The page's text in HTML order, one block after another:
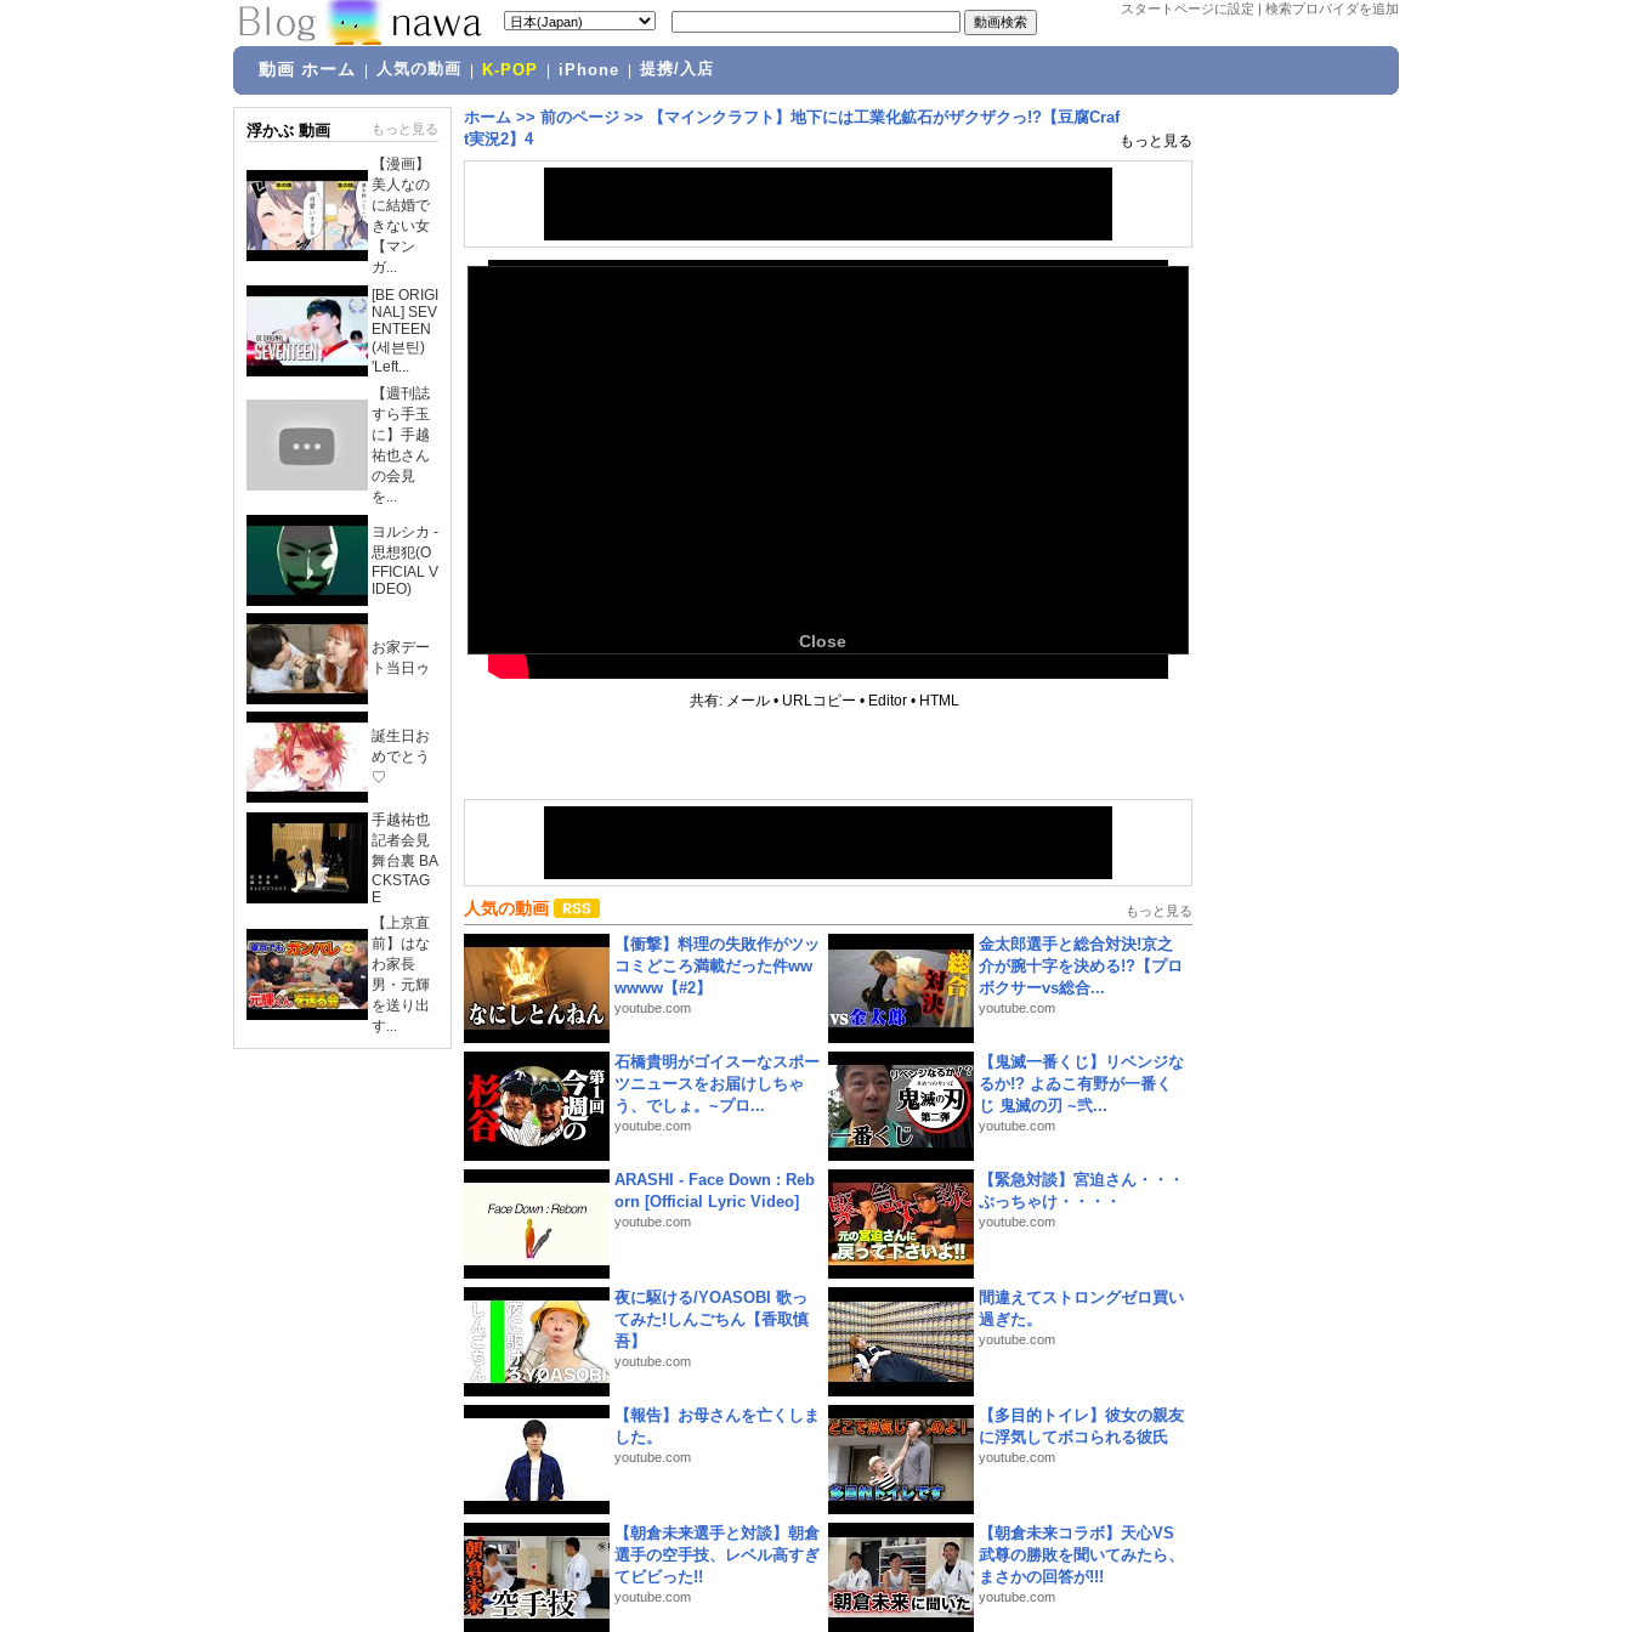
スタートページに設定 | 検索プロバイダを追加
動画 ホーム 人気の動画 K-POP iPhone 提携/入店
浮かぶ 動画 もっと見る
【漫画】
美人なの
に結婚で
きない女
【マン
ガ...
[BE ORIGI
NAL] SEV
ENTEEN
(세븐틴)
'Left...
【週刊誌
すら手玉
に】手越
祐也さん
の会見
を...
ヨルシカ -
思想犯(O
FFICIAL V
IDEO)
お家デー
ト当日ゥ
誕生日お
めでとう
♡
手越祐也
記者会見
舞台裏 BA
CKSTAG
E
【上京直
前】はな
わ家長
男・元輝
を送り出
す...
ホーム >> 前のページ >>
【マインクラフト】地下には工業化鉱石がザクザクっ!?【豆腐Craf
t実況2】4
もっと見る
Close
共有: メール • URLコピー • Editor • HTML
人気の動画 もっと見る
【衝撃】料理の失敗作がツッ
コミどころ満載だった件ww
wwww【#2】
youtube.com
金太郎選手と総合対決!京之
介が腕十字を決める!?【プロ
ボクサーvs総合...
youtube.com
石橋貴明がゴイスーなスポー
ツニュースをお届けしちゃ
う、でしょ。~プロ...
youtube.com
【鬼滅一番くじ】リベンジな
るか!? よゐこ有野が一番く
じ 鬼滅の刃 ~弐...
youtube.com
ARASHI - Face Down : Reb
orn [Official Lyric Video]
youtube.com
【緊急対談】宮迫さん・・・
ぶっちゃけ・・・・
youtube.com
夜に駆ける/YOASOBI 歌っ
てみた!しんごちん【香取慎
吾】
youtube.com
間違えてストロングゼロ買い
過ぎた。
youtube.com
【報告】お母さんを亡くしま
した。
youtube.com
【多目的トイレ】彼女の親友
に浮気してボコられる彼氏
youtube.com
【朝倉未来選手と対談】朝倉
選手の空手技、レベル高すぎ
てビビった!!
youtube.com
【朝倉未来コラボ】天心VS
武尊の勝敗を聞いてみたら、
まさかの回答が!!!
youtube.com